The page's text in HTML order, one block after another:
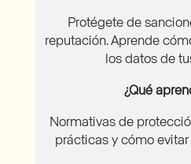
Protégete de
reputación. Aprende
los datos de
¿Qué
Normativas de
prácticas y cómo